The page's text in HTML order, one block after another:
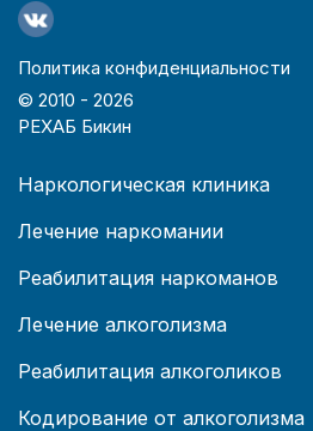
Политика конфиденциальности
© 2010 - 2026
РЕХАБ Бикин
Наркологическая клиника
Лечение наркомании
Реабилитация наркоманов
Лечение алкоголизма
Реабилитация алкоголиков
Кодирование от алкоголизма